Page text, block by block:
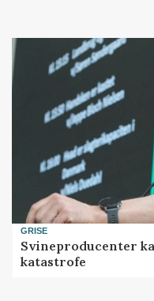
GRISE
Svineproducenter
katastrofe